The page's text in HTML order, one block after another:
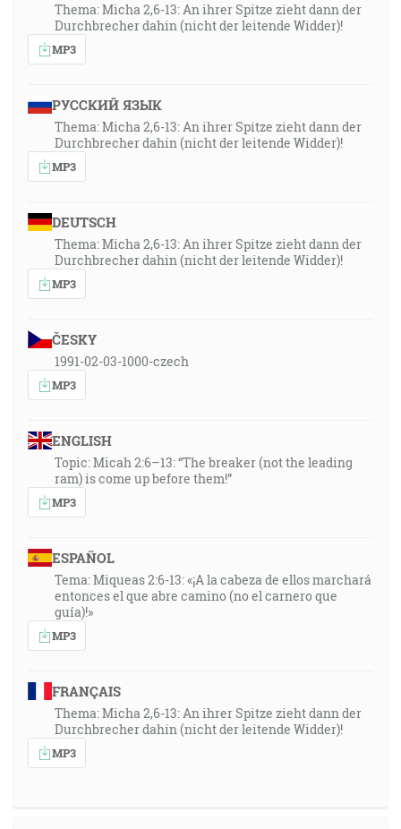
Thema: Micha 2,6-13: An ihrer Spitze zieht dann der
Durchbrecher dahin (nicht der leitende Widder)!
MP3
РУССКИЙ ЯЗЫК
Thema: Micha 2,6-13: An ihrer Spitze zieht dann der
Durchbrecher dahin (nicht der leitende Widder)!
MP3
DEUTSCH
Thema: Micha 2,6-13: An ihrer Spitze zieht dann der
Durchbrecher dahin (nicht der leitende Widder)!
MP3
ČESKY
1991-02-03-1000-czech
MP3
ENGLISH
Topic: Micah 2:6–13: “The breaker (not the leading
ram) is come up before them!”
MP3
ESPAÑOL
Tema: Miqueas 2:6-13: «¡A la cabeza de ellos marchará
entonces el que abre camino (no el carnero que
guía)!»
MP3
FRANÇAIS
Thema: Micha 2,6-13: An ihrer Spitze zieht dann der
Durchbrecher dahin (nicht der leitende Widder)!
MP3